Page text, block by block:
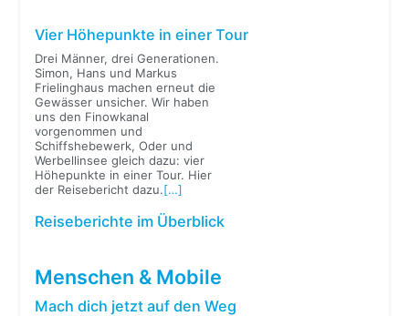
Vier Höhepunkte in einer Tour
Drei Männer, drei Generationen.
Simon, Hans und Markus
Frielinghaus machen erneut die
Gewässer unsicher. Wir haben
uns den Finowkanal
vorgenommen und
Schiffshebewerk, Oder und
Werbellinsee gleich dazu: vier
Höhepunkte in einer Tour. Hier
der Reisebericht dazu.[…]
Reiseberichte im Überblick
Menschen & Mobile
Mach dich jetzt auf den Weg